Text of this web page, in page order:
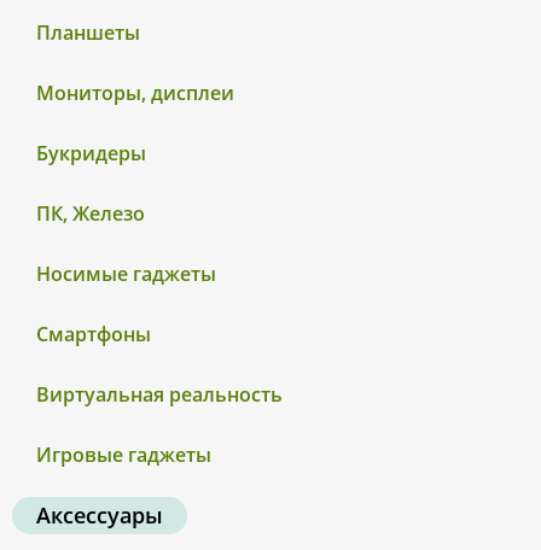
Планшеты
Мониторы, дисплеи
Букридеры
ПК, Железо
Носимые гаджеты
Смартфоны
Виртуальная реальность
Игровые гаджеты
Аксессуары